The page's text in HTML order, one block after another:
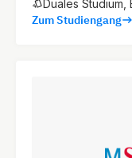
Duales
Zum Studiengang